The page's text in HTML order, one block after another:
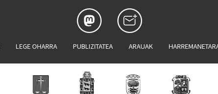
LEGE OHARRA PUBLIZITATEA ARAUAK